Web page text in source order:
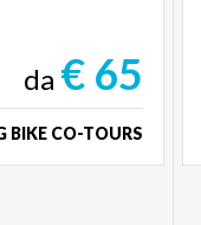
da € 65
BIKE CO-TOURS